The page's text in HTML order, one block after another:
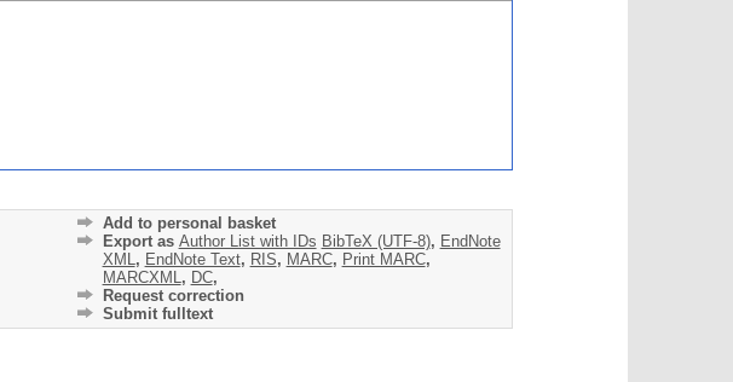
Add to personal basket
Export as Author List with IDs BibTeX (UTF-8), EndNote
XML, EndNote Text, RIS, MARC, Print MARC,
MARCXML, DC,
Request correction
Submit fulltext